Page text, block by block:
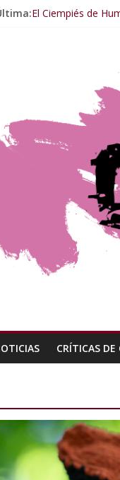
El Ciempiés de
El Ciempiés de
CRÍTICAS DE